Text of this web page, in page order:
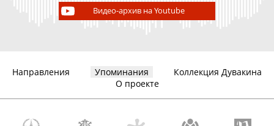
Видео-архив на Youtube
Направления Упоминания
Коллекция Дувакина
О проекте